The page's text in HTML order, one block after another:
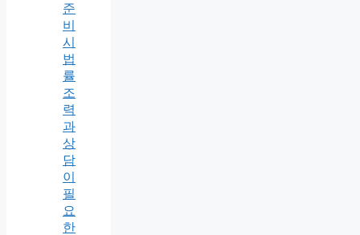
준
비
시
법
률
조
력
과
상
담
이
필
요
한